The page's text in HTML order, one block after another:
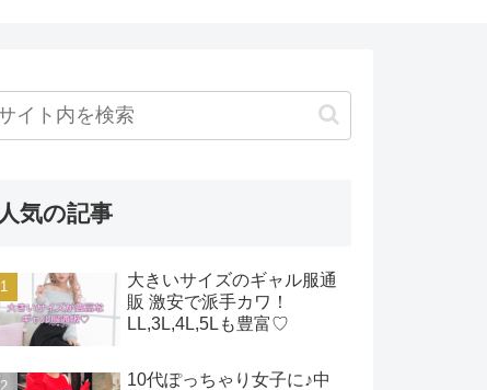
人気の記事
大きいサイズのギャル服通
販 激安で派手カワ！
LL,3L,4L,5Lも豊富♡
10代ぽっちゃり女子に♪中